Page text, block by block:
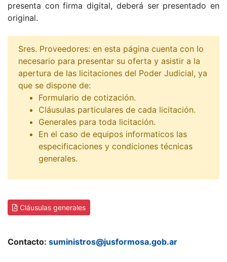
presenta con firma digital, deberá ser presentado en
original.
Sres. Proveedores: en esta página cuenta con lo
necesario para presentar su oferta y asistir a la
apertura de las licitaciones del Poder Judicial, ya
que se dispone de:
Formulario de cotización.
Cláusulas particulares de cada licitación.
Generales para toda licitación.
En el caso de equipos informaticos las
especificaciones y condiciones técnicas
generales.
Cláusulas generales
Contacto: suministros@jusformosa.gob.ar